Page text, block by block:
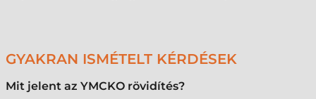
GYAKRAN ISMÉTELT KÉRDÉSEK
Mit jelent az YMCKO rövidítés?